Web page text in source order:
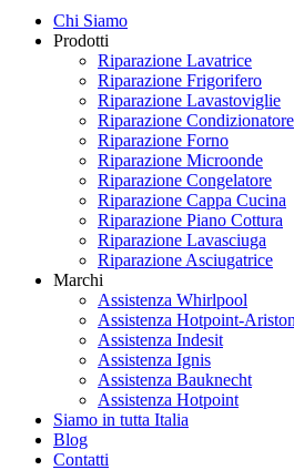
Chi Siamo
Prodotti
Riparazione Lavatrice
Riparazione Frigorifero
Riparazione Lavastoviglie
Riparazione Condizionatore
Riparazione Forno
Riparazione Microonde
Riparazione Congelatore
Riparazione Cappa Cucina
Riparazione Piano Cottura
Riparazione Lavasciuga
Riparazione Asciugatrice
Marchi
Assistenza Whirlpool
Assistenza Hotpoint-Ariston
Assistenza Indesit
Assistenza Ignis
Assistenza Bauknecht
Assistenza Hotpoint
Siamo in tutta Italia
Blog
Contatti